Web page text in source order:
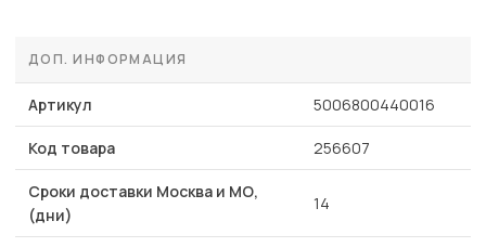
ДОП. ИНФОРМАЦИЯ
Артикул 5006800440016
Код товара 256607
Сроки доставки Москва и МО,
(дни)
14